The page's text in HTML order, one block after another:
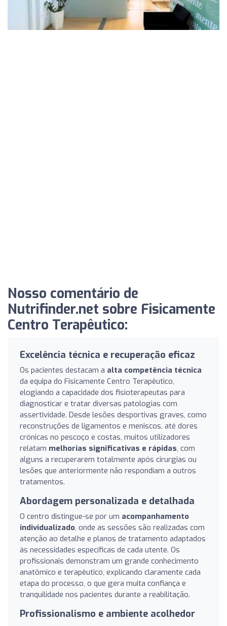
Nosso comentário de
Nutrifinder.net sobre Fisicamente
Centro Terapêutico:
Excelência técnica e recuperação eficaz
Os pacientes destacam a alta competência técnica
da equipa do Fisicamente Centro Terapêutico,
elogiando a capacidade dos fisioterapeutas para
diagnosticar e tratar diversas patologias com
assertividade. Desde lesões desportivas graves, como
reconstruções de ligamentos e meniscos, até dores
crónicas no pescoço e costas, muitos utilizadores
relatam melhorias significativas e rápidas, com
alguns a recuperarem totalmente após cirurgias ou
lesões que anteriormente não respondiam a outros
tratamentos.
Abordagem personalizada e detalhada
O centro distingue-se por um acompanhamento
individualizado, onde as sessões são realizadas com
atenção ao detalhe e planos de tratamento adaptados
às necessidades específicas de cada utente. Os
profissionais demonstram um grande conhecimento
anatômico e terapêutico, explicando claramente cada
etapa do processo, o que gera muita confiança e
tranquilidade nos pacientes durante a reabilitação.
Profissionalismo e ambiente acolhedor